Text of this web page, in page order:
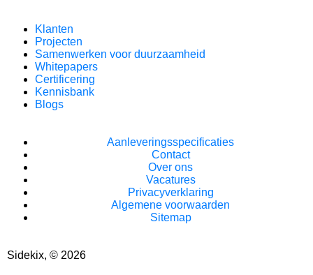
Klanten
Projecten
Samenwerken voor duurzaamheid
Whitepapers
Certificering
Kennisbank
Blogs
Aanleveringsspecificaties
Contact
Over ons
Vacatures
Privacyverklaring
Algemene voorwaarden
Sitemap
Sidekix, © 2026